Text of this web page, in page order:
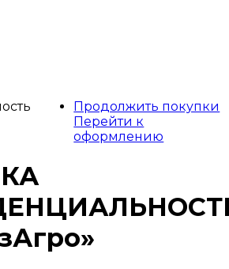
Продолжить покупки
Перейти к
оформлению